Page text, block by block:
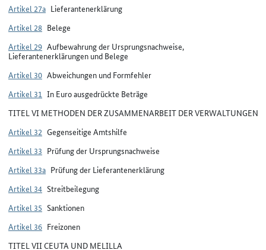
Artikel 27a Lieferantenerklärung
Artikel 28 Belege
Artikel 29 Aufbewahrung der Ursprungsnachweise,
Lieferantenerklärungen und Belege
Artikel 30 Abweichungen und Formfehler
Artikel 31 In Euro ausgedrückte Beträge
TITEL VI METHODEN DER ZUSAMMENARBEIT DER VERWALTUNGEN
Artikel 32 Gegenseitige Amtshilfe
Artikel 33 Prüfung der Ursprungsnachweise
Artikel 33a Prüfung der Lieferantenerklärung
Artikel 34 Streitbeilegung
Artikel 35 Sanktionen
Artikel 36 Freizonen
TITEL VII CEUTA UND MELILLA